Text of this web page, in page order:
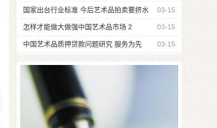
行 03-15
国家出台行业标准 今后艺术品拍卖要挤水
分 03-15
怎样才能做大做强中国艺术品市场 2
03-15
中国艺术品质押贷款问题研究 服务为先